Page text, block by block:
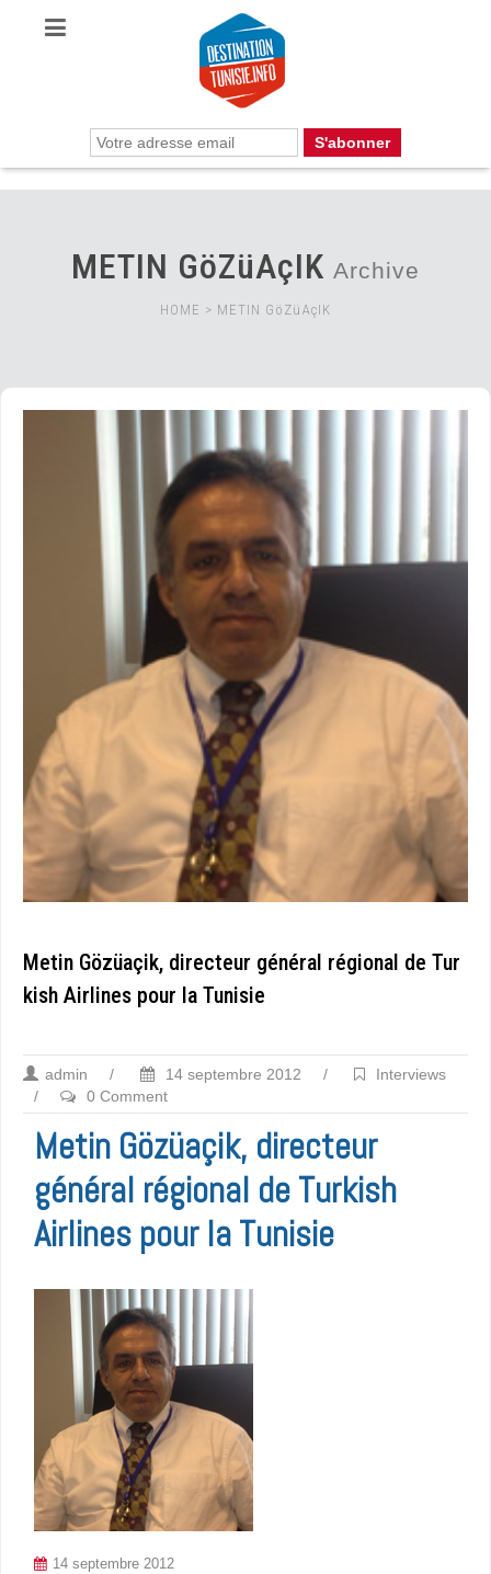
METIN GöZüAçIK Archive
HOME > METIN GöZüAçIK
Metin Gözüaçik, directeur général régional de Tur
kish Airlines pour la Tunisie
admin / 14 septembre 2012 /
Interviews
/
0 Comment
Metin Gözüaçik, directeur
général régional de Turkish
Airlines pour la Tunisie
14 septembre 2012